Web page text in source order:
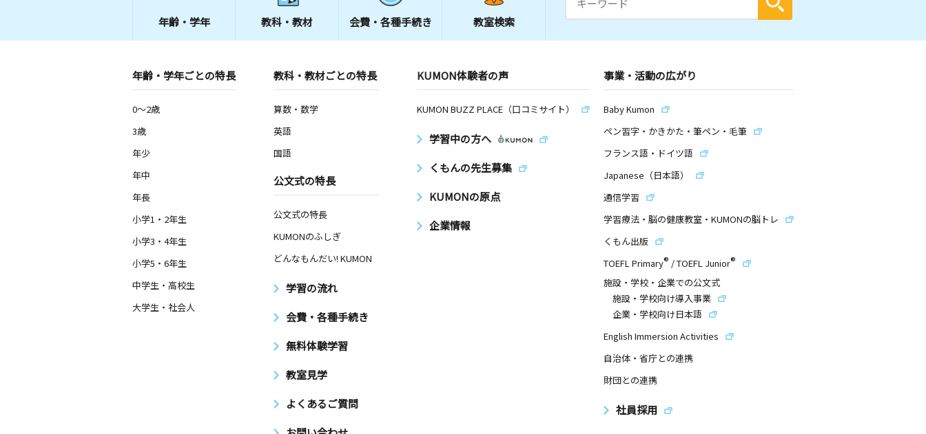
年齢・学年 教科・教材 会費・ 各種手続き 教室検索
年齢・学年ごとの特長
0～2歳
3歳
年少
年中
年長
小学1・2年生
小学3・4年生
小学5・6年生
中学生・高校生
大学生・社会人
教科・教材ごとの特長
算数・数学
英語
国語
公文式の特長
公文式の特長
KUMONのふしぎ
どんなもんだい! KUMON
学習の流れ
会費・各種手続き
無料体験学習
教室見学
よくあるご質問
KUMON体験者の声
KUMON BUZZ PLACE（口コミサイト）
学習中の方へ
くもんの先生募集
KUMONの原点
企業情報
事業・活動の広がり
Baby Kumon
ペン習字・かきかた・筆ペン・毛筆
フランス語・ドイツ語
Japanese（日本語）
通信学習
学習療法・脳の健康教室・KUMONの脳トレ
くもん出版
TOEFL Primary® /TOEFL Junior®
施設・学校・企業での公文式
施設・学校向け導入事業
企業・学校向け日本語
English Immersion Activities
自治体・省庁との連携
財団との連携
社員採用